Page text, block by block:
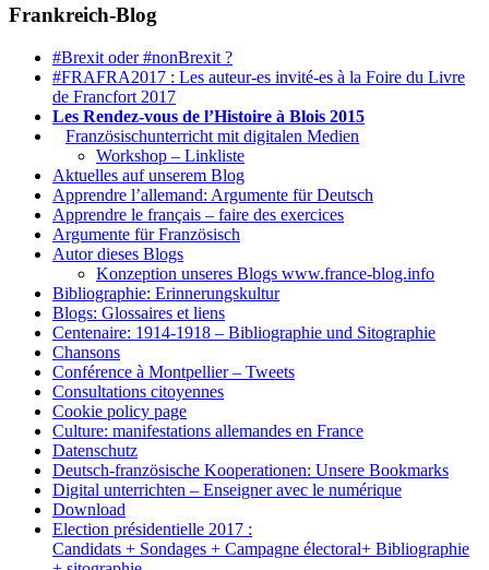
Frankreich-Blog
#Brexit oder #nonBrexit ?
#FRAFRA2017 : Les auteur-es invité-es à la Foire du Livre
de Francfort 2017
Les Rendez-vous de l’Histoire à Blois 2015
Französischunterricht mit digitalen Medien
Workshop – Linkliste
Aktuelles auf unserem Blog
Apprendre l’allemand: Argumente für Deutsch
Apprendre le français – faire des exercices
Argumente für Französisch
Autor dieses Blogs
Konzeption unseres Blogs www.france-blog.info
Bibliographie: Erinnerungskultur
Blogs: Glossaires et liens
Centenaire: 1914-1918 – Bibliographie und Sitographie
Chansons
Conférence à Montpellier – Tweets
Consultations citoyennes
Cookie policy page
Culture: manifestations allemandes en France
Datenschutz
Deutsch-französische Kooperationen: Unsere Bookmarks
Digital unterrichten – Enseigner avec le numérique
Download
Election présidentielle 2017 :
Candidats + Sondages + Campagne électoral+ Bibliographie